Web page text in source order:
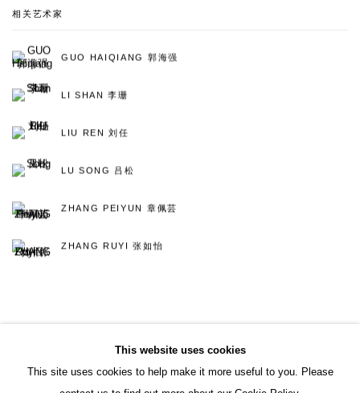
相关艺术家
GUO HAIQIANG 郭海强
LI SHAN 李珊
LIU REN 刘任
LU SONG 吕松
ZHANG PEIYUN 章佩芸
ZHANG RUYI 张如怡
ACCESSIBILITY POLICY MANAGE COOKIES
This website uses cookies
This site uses cookies to help make it more useful to you. Please